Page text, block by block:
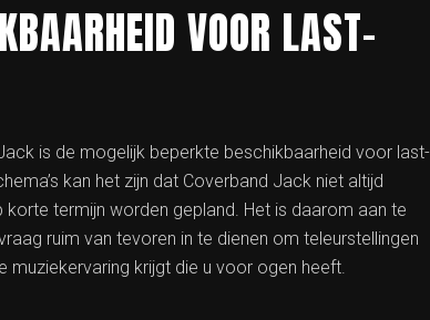
VOOR LAST-
is de mogelijk beperkte beschikbaarheid voor last-
kan het zijn dat Coverband Jack niet altijd
termijn worden gepland. Het is daarom aan te
ruim van tevoren in te dienen om teleurstellingen
krijgt die u voor ogen heeft.